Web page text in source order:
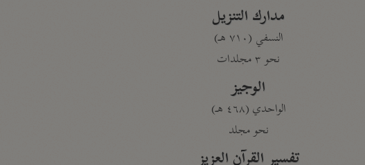
مدارك التنزيل
النسفي (٧١٠ هـ)
نحو ٣ مجلدات
الوجيز
الواحدي (٤٦٨ هـ)
نحو مجلد
تفسير القرآن العزيز